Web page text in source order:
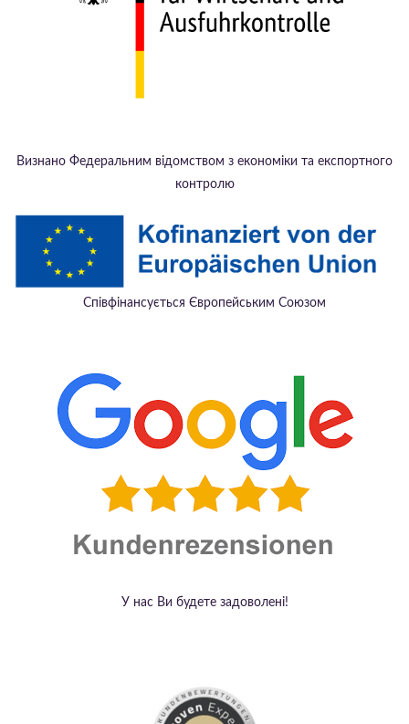
Визнано Федеральним відомством з економіки та експортного
контролю
Співфінансується Європейським Союзом
У нас Ви будете задоволені!